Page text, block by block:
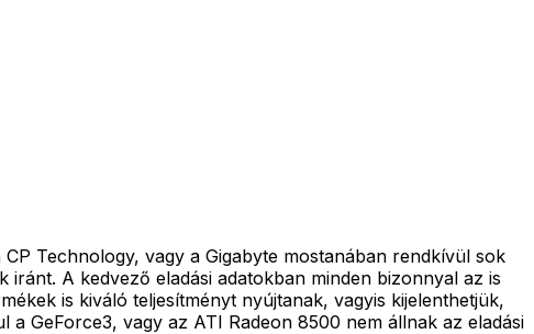
Technology, vagy a Gigabyte mostanában rendkívül sok
A kedvező eladási adatokban minden bizonnyal az is
is kiváló teljesítményt nyújtanak, vagyis kijelenthetjük,
GeForce3, vagy az ATI Radeon 8500 nem állnak az eladási